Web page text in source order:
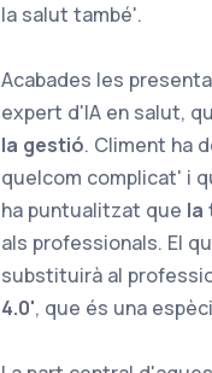
la salut també'.
Acabades les
expert d'IA en salut,
la gestió. Climent ha
quelcom complicat' i
ha puntualitzat que la
als professionals. El
substituirà al
4.0', que és una